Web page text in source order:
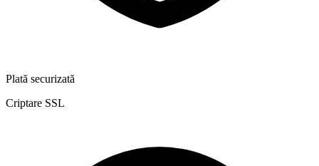
Plată securizată
Criptare SSL